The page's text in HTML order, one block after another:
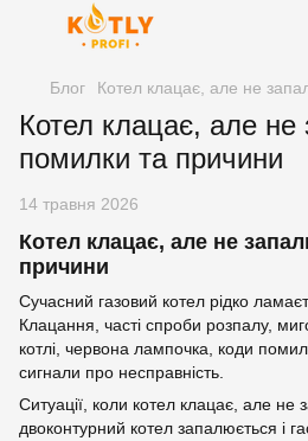
Блог Котел клацає, але не
Котел клацає, але не
помилки та причини
14 травня 2026
Котел клацає, але не
причини
Сучасний газовий котел рідко
Клацання, часті спроби розпалу,
котлі, червона лампочка, коди
сигнали про несправність.
Ситуації, коли котел клацає, але не
двоконтурний котел запалюється і